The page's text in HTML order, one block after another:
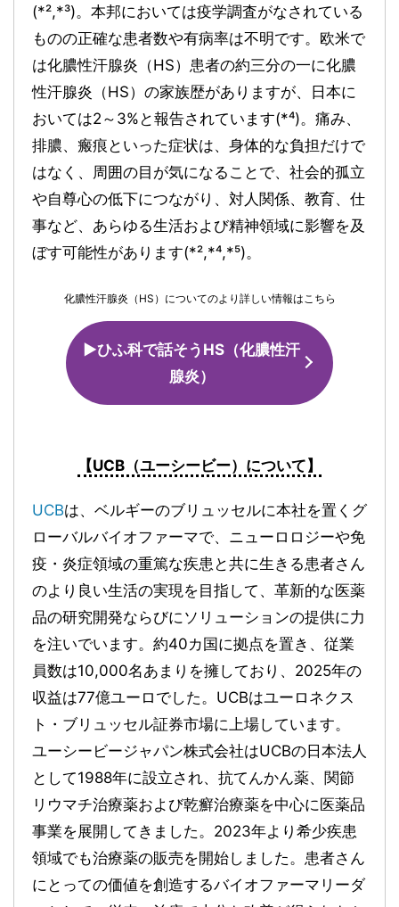
(*²,*³)。本邦においては疫学調査がなされている
ものの正確な患者数や有病率は不明です。欧米で
は化膿性汗腺炎（HS）患者の約三分の一に化膿
性汗腺炎（HS）の家族歴がありますが、日本に
おいては2～3%と報告されています(*⁴)。痛み、
排膿、瘢痕といった症状は、身体的な負担だけで
はなく、周囲の目が気になることで、社会的孤立
や自尊心の低下につながり、対人関係、教育、仕
事など、あらゆる生活および精神領域に影響を及
ぼす可能性があります(*²,*⁴,*⁵)。
化膿性汗腺炎（HS）についてのより詳しい情報はこちら
▶ひふ科で話そうHS（化膿性汗
腺炎）
【UCB（ユーシービー）について】
UCBは、ベルギーのブリュッセルに本社を置くグ
ローバルバイオファーマで、ニューロロジーや免
疫・炎症領域の重篤な疾患と共に生きる患者さん
のより良い生活の実現を目指して、革新的な医薬
品の研究開発ならびにソリューションの提供に力
を注いでいます。約40カ国に拠点を置き、従業
員数は10,000名あまりを擁しており、2025年の
収益は77億ユーロでした。UCBはユーロネクス
ト・ブリュッセル証券市場に上場しています。
ユーシービージャパン株式会社はUCBの日本法人
として1988年に設立され、抗てんかん薬、関節
リウマチ治療薬および乾癬治療薬を中心に医薬品
事業を展開してきました。2023年より希少疾患
領域でも治療薬の販売を開始しました。患者さん
にとっての価値を創造するバイオファーマリーダ